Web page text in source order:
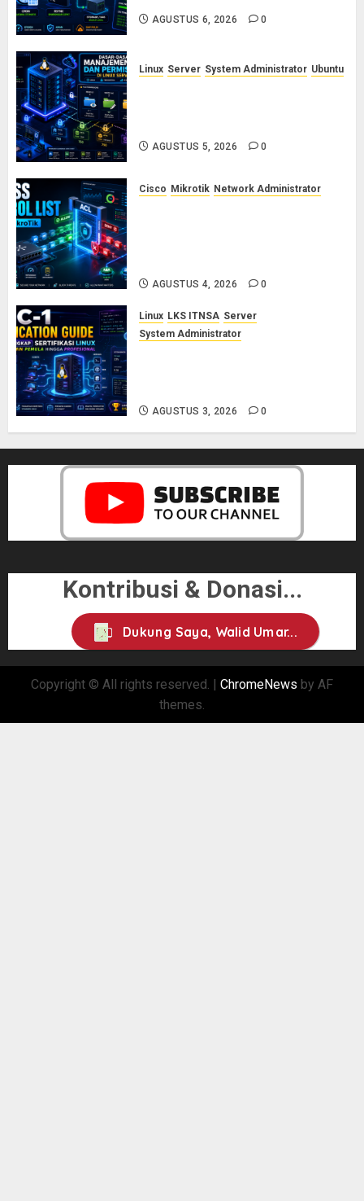
AGUSTUS 6, 2026 0
Linux Server System Administrator Ubuntu
AGUSTUS 5, 2026 0
Cisco Mikrotik Network Administrator
AGUSTUS 4, 2026 0
Linux LKS ITNSA Server
System Administrator
AGUSTUS 3, 2026 0
Kontribusi & Donasi...
Dukung Saya, Walid Umar...
Copyright © All rights reserved. | ChromeNews by AF
themes.